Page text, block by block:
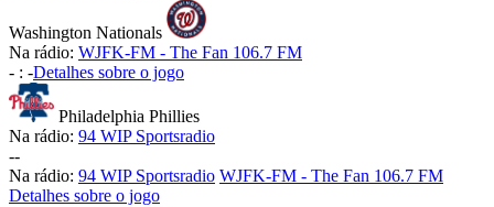
Washington Nationals
Na rádio: WJFK-FM - The Fan 106.7 FM
- : -Detalhes sobre o jogo
Philadelphia Phillies
Na rádio: 94 WIP Sportsradio
--
Na rádio: 94 WIP Sportsradio WJFK-FM - The Fan 106.7 FM
Detalhes sobre o jogo